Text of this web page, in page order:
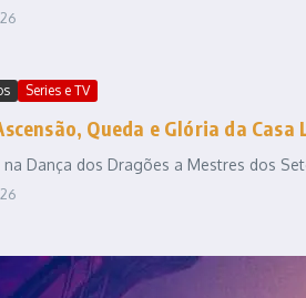
Series e TV
Queda e Glória da
Dança dos Dragões a Mestres dos